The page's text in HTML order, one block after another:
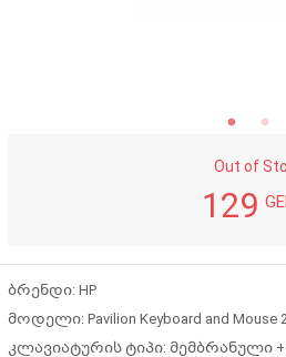
Out of
129
ბრენდი: HP
მოდელი: Pavilion Keyboard and Mouse
კლავიატურის ტიპი: მემბრანული +